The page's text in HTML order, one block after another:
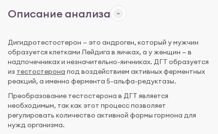
Описание анализа
Дигидротестостерон — это андроген, который у мужчин
образуется клетками Лейдига в яичках, а у женщин — в
надпочечниках и незначительно-яичниках. ДГТ образуется
из тестостерона под воздействием активных ферментных
реакций, а именно фермента 5-альфа-редуктазы.
Преобразование тестостерона в ДГТ является
необходимым, так как этот процесс позволяет
регулировать количество активной формы гормона для
нужд организма.